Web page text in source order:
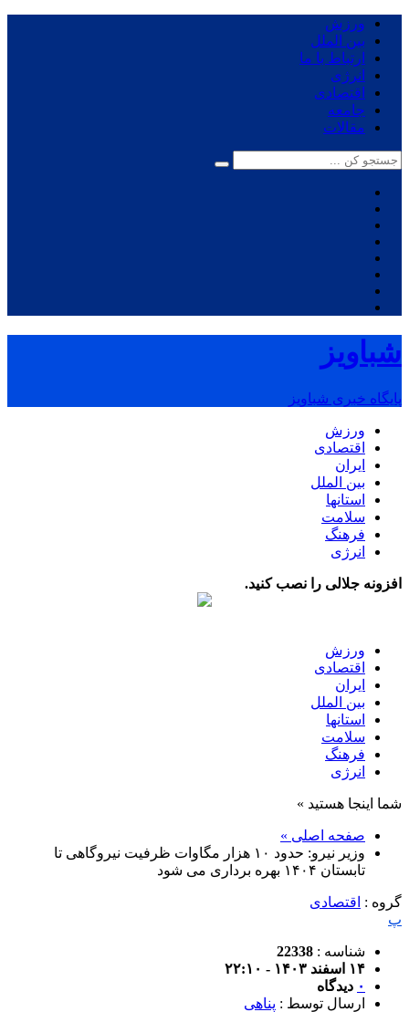
ورزش
بین الملل
ارتباط با ما
انرژی
اقتصادی
جامعه
مقالات
شباویز
پایگاه خبری شباویز
ورزش
اقتصادی
ایران
بین الملل
استانها
سلامت
فرهنگ
انرژی
افزونه جلالی را نصب کنید.
ورزش
اقتصادی
ایران
بین الملل
استانها
سلامت
فرهنگ
انرژی
شما اینجا هستید »
صفحه اصلی »
وزیر نیرو: حدود ۱۰ هزار مگاوات ظرفیت نیروگاهی تا
تابستان ۱۴۰۴ بهره برداری می شود
گروه : اقتصادی
پ
شناسه : 22338
۱۴ اسفند ۱۴۰۳ - ۲۲:۱۰
۰ دیدگاه
ارسال توسط : پناهی